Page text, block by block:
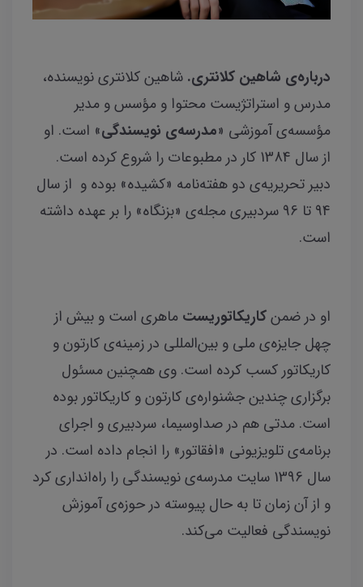
درباره‌ی شاهین کلانتری. شاهین کلانتری نویسنده،
مدرس و استراتژیست محتوا و مؤسس و مدیر
مؤسسه‌ی آموزشی «مدرسه‌ی نویسندگی» است. او
از سال 1384 کار در مطبوعات را شروع کرده است.
دبیر تحریریه‌ی دو هفته‌نامه «کشیده» بوده‌ و از سال
94 تا 96 سردبیری مجله‌ی «بزنگاه» را بر عهده داشته
است.
او در ضمنکاریکاتوریست ماهری است و بیش از
چهل جایزه‌ی ملی و بین‌المللی در زمینه‌ی کارتون و
کاریکاتور کسب کرده است. وی همچنین مسئول
برگزاری چندین جشنواره‌ی کارتون و کاریکاتور بوده
است. مدتی هم در صدا‌وسیما، سردبیری و اجرای
برنامه‌ی تلویزیونی «افقاتور» را انجام داده است. در
سال 1396 سایت مدرسه‌ی نویسندگی را راه‌انداری کرد
و از آن زمان تا به حال پیوسته در حوزه‌ی آموزش
نویسندگی فعالیت می‌کند.